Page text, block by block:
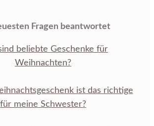
Fragen beantwortet
beliebte Geschenke für
Weihnachten?
ist das richtige
für meine Schwester?